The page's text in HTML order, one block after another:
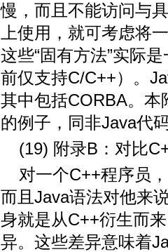
慢，而且不能访问与
上使用，就可考虑将
这些“固有方法”实际
前仅支持C/C++）。
其中包括CORBA。
的例子，同非Java代
(19) 附录B：对比
对一个C++程序员
而且Java语法对他来
身就是从C++衍生而
异。这些差异意味着